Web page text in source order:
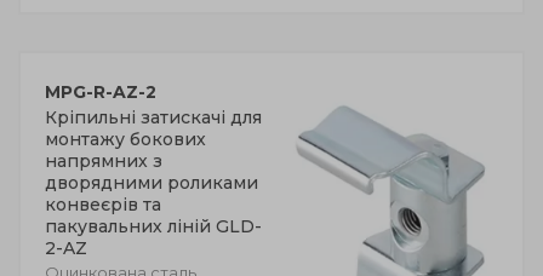
MPG-R-AZ-2
Кріпильні затискачі для
монтажу бокових
напрямних з
дворядними роликами
конвеєрів та
пакувальних ліній GLD-
2-AZ
Оцинкована сталь